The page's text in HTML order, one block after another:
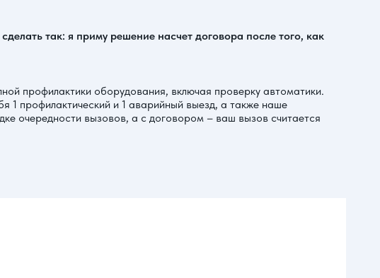
так: я приму решение насчет договора после того, как
профилактики оборудования, включая проверку автоматики.
1 профилактический и 1 аварийный выезд, а также наше
очередности вызовов, а с договором – ваш вызов считается